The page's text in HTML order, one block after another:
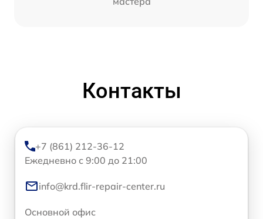
Контакты
+7 (861) 212-36-12
Ежедневно с 9:00 до 21:00
info@krd.flir-repair-center.ru
Основной офис